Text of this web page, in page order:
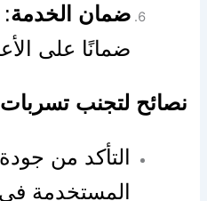
ضمان الخدمة
ضمانًا على
نصائح لتجنب تسربات
التأكد من
المستخدمة في